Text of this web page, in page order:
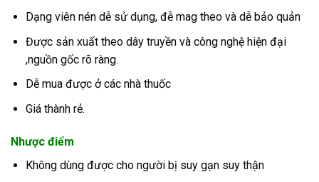
Dạng viên nén dễ sử dụng, đễ mag theo và dễ bảo quản
Được sản xuất theo dây truyền và công nghệ hiện đại
,nguồn gốc rõ ràng.
Dễ mua được ở các nhà thuốc
Giá thành rẻ.
Nhược điểm
Không dùng được cho người bị suy gạn suy thận